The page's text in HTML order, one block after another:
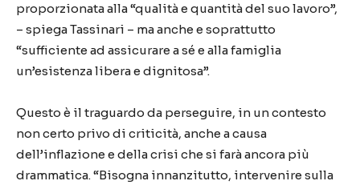
proporzionata alla “qualità e quantità del suo lavoro”,
– spiega Tassinari – ma anche e soprattutto
“sufficiente ad assicurare a sé e alla famiglia
un’esistenza libera e dignitosa”.
Questo è il traguardo da perseguire, in un contesto
non certo privo di criticità, anche a causa
dell’inflazione e della crisi che si farà ancora più
drammatica. “Bisogna innanzitutto, intervenire sulla